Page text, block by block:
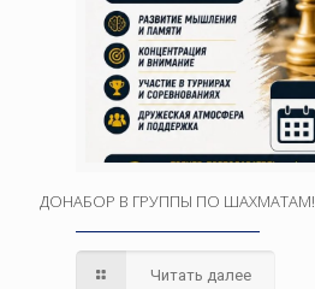
ДОНАБОР В ГРУППЫ ПО ШАХМАТАМ!
Читать далее